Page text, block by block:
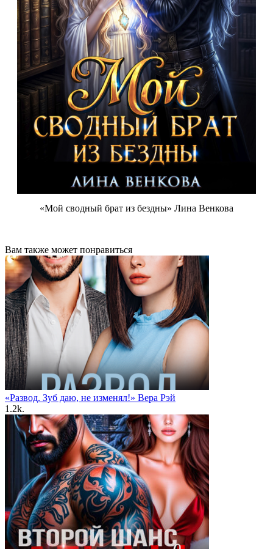
«Мой сводный брат из бездны» Лина Венкова
Вам также может понравиться
«Развод. Зуб даю, не изменял!» Вера Рэй
1.2k.